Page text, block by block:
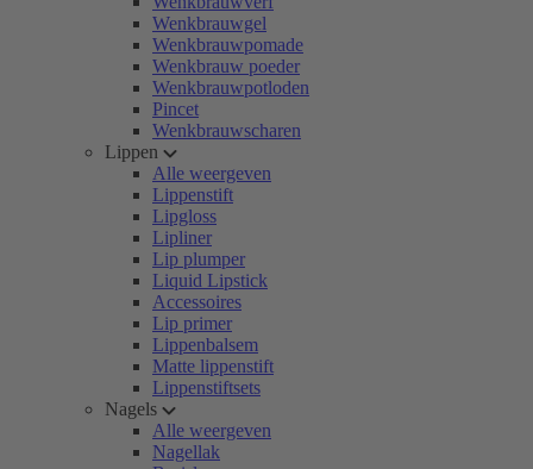
Wenkbrauwgel
Wenkbrauwpomade
Wenkbrauw poeder
Wenkbrauwpotloden
Pincet
Wenkbrauwscharen
Lippen
Alle weergeven
Lippenstift
Lipgloss
Lipliner
Lip plumper
Liquid Lipstick
Accessoires
Lip primer
Lippenbalsem
Matte lippenstift
Lippenstiftsets
Nagels
Alle weergeven
Nagellak